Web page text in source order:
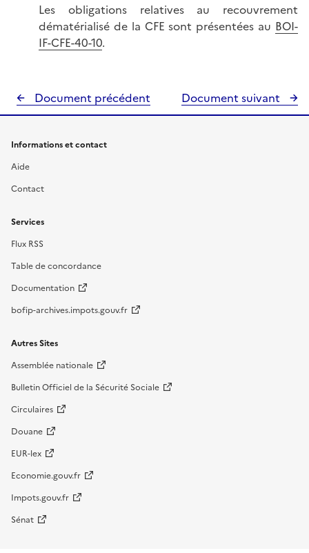
Les obligations relatives au recouvrement
dématérialisé de la CFE sont présentées au BOI-
IF-CFE-40-10.
Document précédent Document suivant
Informations et contact
Aide
Contact
Services
Flux RSS
Table de concordance
Documentation
bofip-archives.impots.gouv.fr
Autres Sites
Assemblée nationale
Bulletin Officiel de la Sécurité Sociale
Circulaires
Douane
EUR-lex
Economie.gouv.fr
Impots.gouv.fr
Sénat